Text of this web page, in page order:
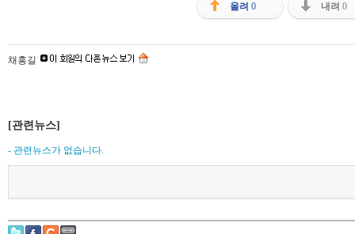
올려 0 내려 0
채홍길
[관련뉴스]
- 관련뉴스가 없습니다.